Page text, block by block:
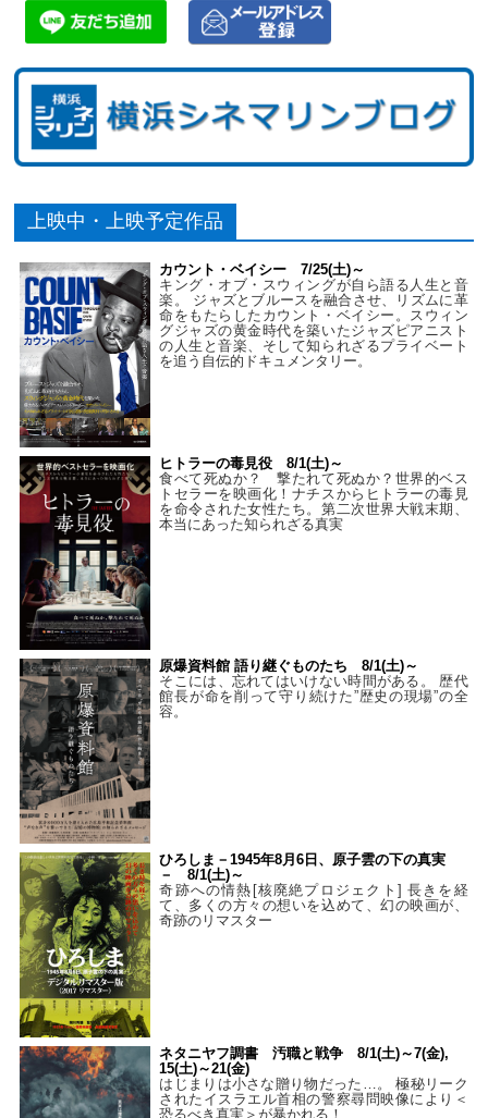
上映中・上映予定作品
カウント・ベイシー 7/25(土)～
キング・オブ・スウィングが自ら語る人生と音
楽。 ジャズとブルースを融合させ、リズムに革
命をもたらしたカウント・ベイシー。スウィン
グジャズの黄金時代を築いたジャズピアニスト
の人生と音楽、そして知られざるプライベート
を追う自伝的ドキュメンタリー。
ヒトラーの毒見役 8/1(土)～
食べて死ぬか？ 撃たれて死ぬか？世界的ベス
トセラーを映画化！ナチスからヒトラーの毒見
を命令された女性たち。第二次世界大戦末期、
本当にあった知られざる真実
原爆資料館 語り継ぐものたち 8/1(土)～
そこには、忘れてはいけない時間がある。 歴代
館長が命を削って守り続けた”歴史の現場”の全
容。
ひろしま－1945年8月6日、原子雲の下の真実
－ 8/1(土)～
奇跡への情熱[核廃絶プロジェクト] 長きを経
て、多くの方々の想いを込めて、幻の映画が、
奇跡のリマスター
ネタニヤフ調書 汚職と戦争 8/1(土)～7(金),
15(土)～21(金)
はじまりは小さな贈り物だった…。 極秘リーク
されたイスラエル首相の警察尋問映像により＜
恐るべき真実＞が暴かれる！